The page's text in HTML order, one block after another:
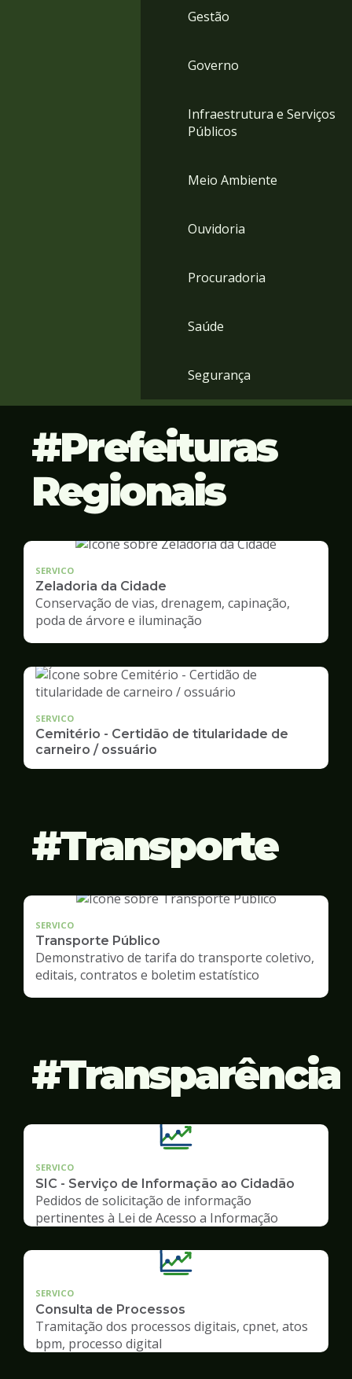
Gestão
Governo
Infraestrutura e Serviços
Públicos
Meio Ambiente
Ouvidoria
Procuradoria
Saúde
Segurança
Prefeituras
Regionais
SERVICO
Zeladoria da Cidade
Conservação de vias, drenagem, capinação,
poda de árvore e iluminação
SERVICO
Cemitério - Certidão de titularidade de
carneiro / ossuário
Transporte
SERVICO
Transporte Público
Demonstrativo de tarifa do transporte coletivo,
editais, contratos e boletim estatístico
Transparência
SERVICO
SIC - Serviço de Informação ao Cidadão
Pedidos de solicitação de informação
pertinentes à Lei de Acesso a Informação
SERVICO
Consulta de Processos
Tramitação dos processos digitais, cpnet, atos
bpm, processo digital